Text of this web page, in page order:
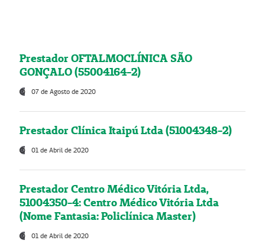
Prestador OFTALMOCLÍNICA SÃO
GONÇALO (55004164-2)
07 de Agosto de 2020
Prestador Clínica Itaipú Ltda (51004348-2)
01 de Abril de 2020
Prestador Centro Médico Vitória Ltda,
51004350-4: Centro Médico Vitória Ltda
(Nome Fantasia: Policlínica Master)
01 de Abril de 2020